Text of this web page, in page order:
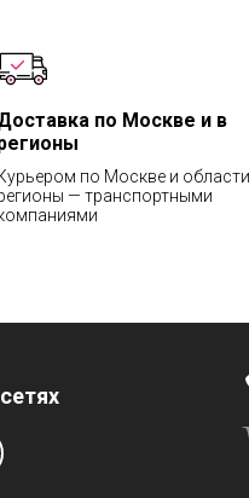
по Москве и в
по Москве и
— транспортными